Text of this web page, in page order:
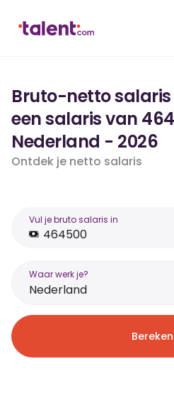
Bruto-netto
een salaris van
Nederland - 2026
Ontdek je netto salaris
Vul je bruto salaris in
Waar werk je?
Nederland